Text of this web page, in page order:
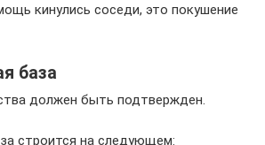
кинулись соседи, это покушение
база
должен быть подтвержден.
строится на следующем: